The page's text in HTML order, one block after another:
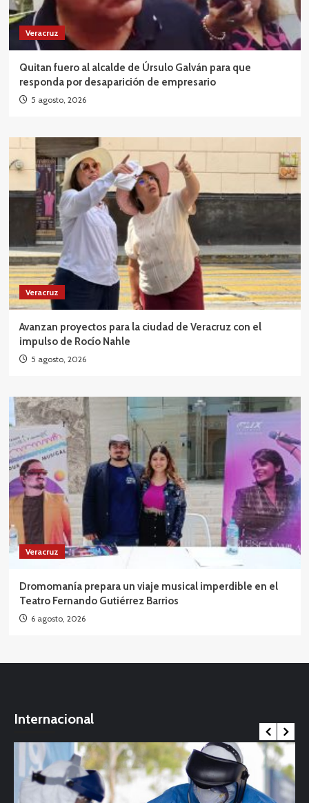
Veracruz
Quitan fuero al alcalde de Úrsulo Galván para que
responda por desaparición de empresario
5 agosto, 2026
Veracruz
Avanzan proyectos para la ciudad de Veracruz con el
impulso de Rocío Nahle
5 agosto, 2026
Veracruz
Dromomanía prepara un viaje musical imperdible en el
Teatro Fernando Gutiérrez Barrios
6 agosto, 2026
Internacional